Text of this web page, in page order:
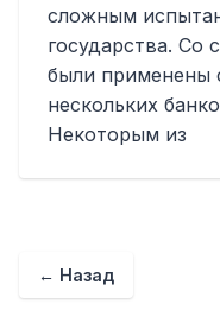
сложным
государства. Со
были применены
нескольких
Некоторым из
← Назад